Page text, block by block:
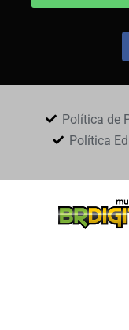
Política de
Política